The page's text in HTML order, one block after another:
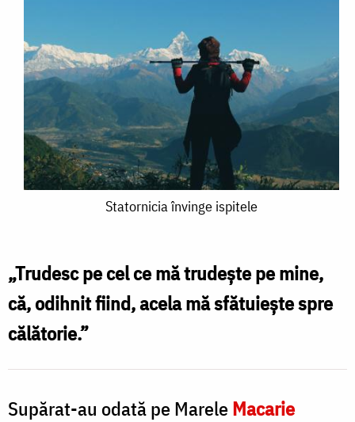
Statornicia învinge ispitele
„Trudesc pe cel ce mă trudește pe mine,
că, odihnit fiind, acela mă sfătuiește spre
călătorie.”
Supărat-au odată pe MareleMacarie